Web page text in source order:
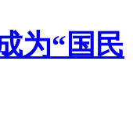
为“国民